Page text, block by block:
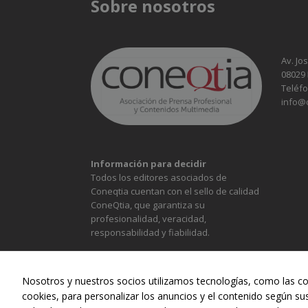
Sobre nosotros
Información para decidir
Todos los editores asociados de
Coneqtia cuentan con el sello de calidad
ConeQtia, que garantiza su
profesionalidad, veracidad,
responsabilidad y fiabilidad.
Av.
Nosotros y nuestros socios utilizamos tecnologías, como las
cookies, para personalizar los anuncios y el contenido según